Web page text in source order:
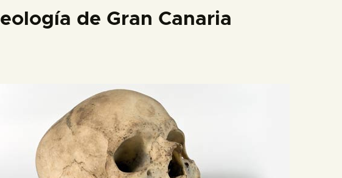
EL MUSEO
DIDÁCTICA
ESPAÑOL
de Gran Canaria